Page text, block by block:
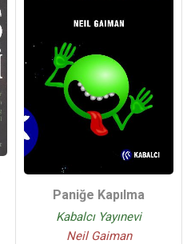
Paniğe Kapılma
Kabalcı Yayınevi
Neil Gaiman